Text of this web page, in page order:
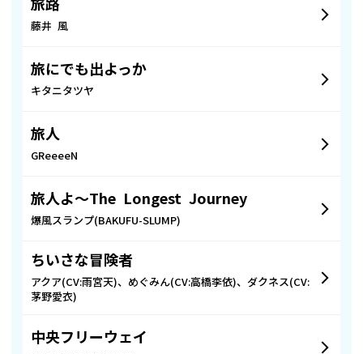
旅路
藤井 風
旅にでも出よっか
キタニタツヤ
旅人
GReeeeN
旅人よ～The Longest Journey
爆風スランプ(BAKUFU-SLUMP)
ちいさな冒険者
アクア(CV:雨宮天)、めぐみん(CV:高橋李依)、ダクネス(CV:
茅野愛衣)
中央フリーウェイ